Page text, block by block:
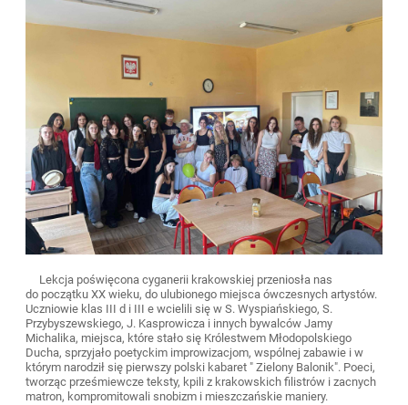
Lekcja poświęcona cyganerii krakowskiej przeniosła nas
do początku XX wieku, do ulubionego miejsca ówczesnych artystów.
Uczniowie klas III d i III e wcielili się w S. Wyspiańskiego, S.
Przybyszewskiego, J. Kasprowicza i innych bywalców Jamy
Michalika, miejsca, które stało się Królestwem Młodopolskiego
Ducha, sprzyjało poetyckim improwizacjom, wspólnej zabawie i w
którym narodził się pierwszy polski kabaret " Zielony Balonik". Poeci,
tworząc prześmiewcze teksty, kpili z krakowskich filistrów i zacnych
matron, kompromitowali snobizm i mieszczańskie maniery.